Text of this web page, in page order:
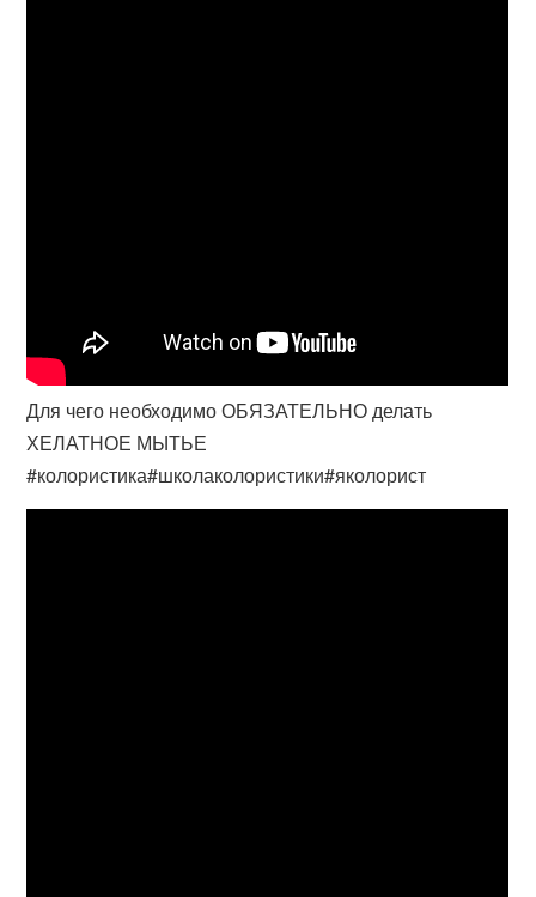
Для чего необходимо ОБЯЗАТЕЛЬНО делать
ХЕЛАТНОЕ МЫТЬЕ
#колористика#школаколористики#яколорист